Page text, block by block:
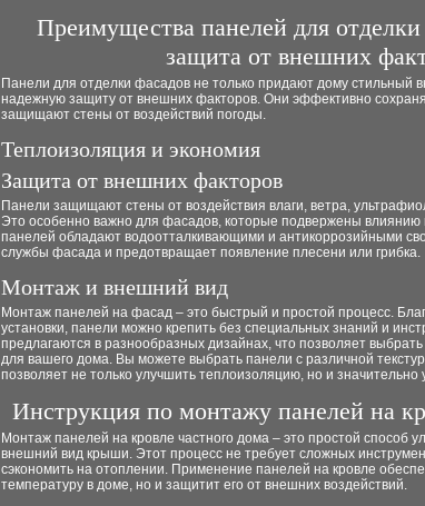
Преимущества панелей для
защита от внешних
Панели для отделки фасадов не только придают дому стильный
надежную защиту от внешних факторов. Они эффективно
защищают стены от воздействий погоды.
Теплоизоляция и экономия
Защита от внешних факторов
Панели защищают стены от воздействия влаги, ветра,
Это особенно важно для фасадов, которые подвержены
панелей обладают водоотталкивающими и антикоррозийными
службы фасада и предотвращает появление плесени или грибка.
Монтаж и внешний вид
Монтаж панелей на фасад – это быстрый и простой процесс.
установки, панели можно крепить без специальных знаний и
предлагаются в разнообразных дизайнах, что позволяет
для вашего дома. Вы можете выбрать панели с различной
позволяет не только улучшить теплоизоляцию, но и
Инструкция по монтажу панелей на
Монтаж панелей на кровле частного дома – это простой способ
внешний вид крыши. Этот процесс не требует сложных
сэкономить на отоплении. Применение панелей на кровле
температуру в доме, но и защитит его от внешних воздействий.